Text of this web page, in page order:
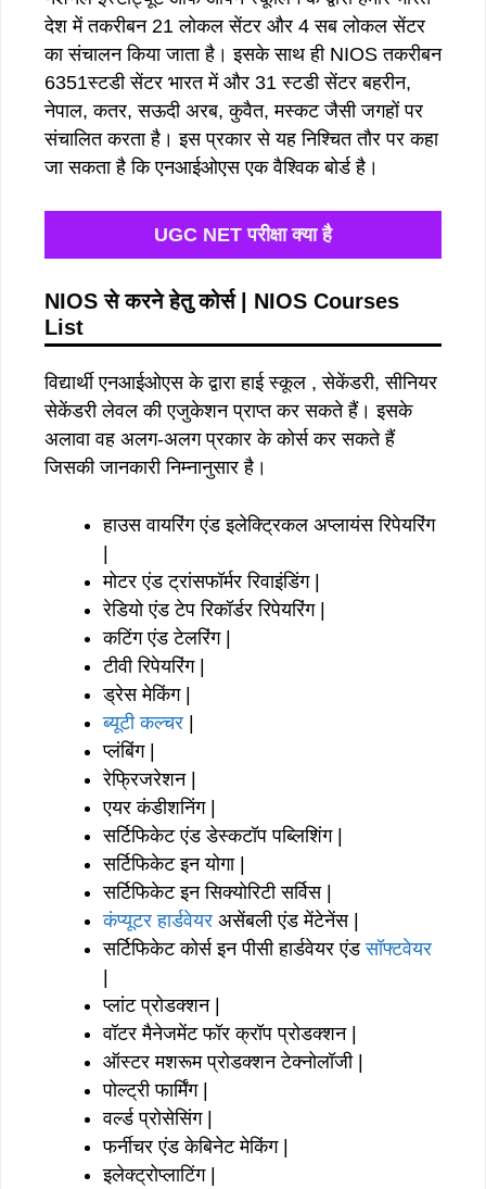
देश में तकरीबन 21 लोकल सेंटर और 4 सब लोकल सेंटर
का संचालन किया जाता है। इसके साथ ही NIOS तकरीबन
6351स्टडी सेंटर भारत में और 31 स्टडी सेंटर बहरीन,
नेपाल, कतर, सऊदी अरब, कुवैत, मस्कट जैसी जगहों पर
संचालित करता है। इस प्रकार से यह निश्चित तौर पर कहा
जा सकता है कि एनआईओएस एक वैश्विक बोर्ड है।
UGC NET परीक्षा क्या है
NIOS से करने हेतु कोर्स | NIOS Courses
List
विद्यार्थी एनआईओएस के द्वारा हाई स्कूल , सेकेंडरी, सीनियर
सेकेंडरी लेवल की एजुकेशन प्राप्त कर सकते हैं। इसके
अलावा वह अलग-अलग प्रकार के कोर्स कर सकते हैं
जिसकी जानकारी निम्नानुसार है।
हाउस वायरिंग एंड इलेक्ट्रिकल अप्लायंस रिपेयरिंग
|
मोटर एंड ट्रांसफॉर्मर रिवाइंडिंग |
रेडियो एंड टेप रिकॉर्डर रिपेयरिंग |
कटिंग एंड टेलरिंग |
टीवी रिपेयरिंग |
ड्रेस मेकिंग |
ब्यूटी कल्चर |
प्लंबिंग |
रेफ्रिजरेशन |
एयर कंडीशनिंग |
सर्टिफिकेट एंड डेस्कटॉप पब्लिशिंग |
सर्टिफिकेट इन योगा |
सर्टिफिकेट इन सिक्योरिटी सर्विस |
कंप्यूटर हार्डवेयर असेंबली एंड मेंटेनेंस |
सर्टिफिकेट कोर्स इन पीसी हार्डवेयर एंडसॉफ्टवेयर
|
प्लांट प्रोडक्शन |
वॉटर मैनेजमेंट फॉर क्रॉप प्रोडक्शन |
ऑस्टर मशरूम प्रोडक्शन टेक्नोलॉजी |
पोल्ट्री फार्मिंग |
वर्ल्ड प्रोसेसिंग |
फर्नीचर एंड केबिनेट मेकिंग |
इलेक्ट्रोप्लाटिंग |